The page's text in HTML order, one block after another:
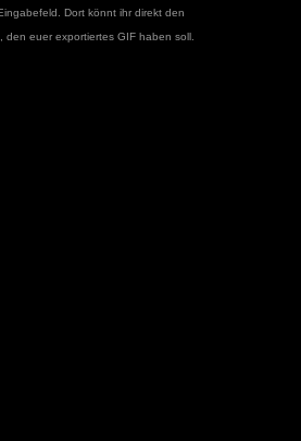
Dort könnt ihr direkt den
den euer exportiertes GIF haben soll.